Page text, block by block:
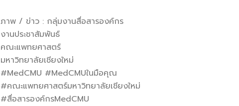
ภาพ / ข่าว : กลุ่มงานสื่อสารองค์กร
งานประชาสัมพันธ์
คณะแพทยศาสตร์
มหาวิทยาลัยเชียงใหม่
#MedCMU #MedCMUในมือคุณ
#คณะแพทยศาสตร์มหาวิทยาลัยเชียงใหม่
#สื่อสารองค์กรMedCMU